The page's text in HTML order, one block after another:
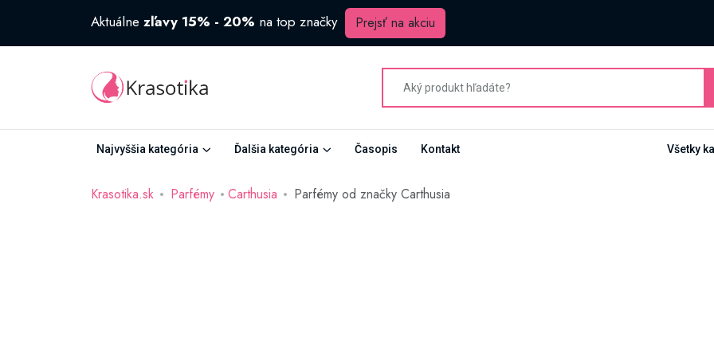
Aktuálne zľavy 15% - 20% na top značky Prejsť na akciu
Najvyššia kategória Ďalšia kategória Časopis Kontakt Všetky
Krasotika.sk Parfémy Carthusia Parfémy od značky Carthusia